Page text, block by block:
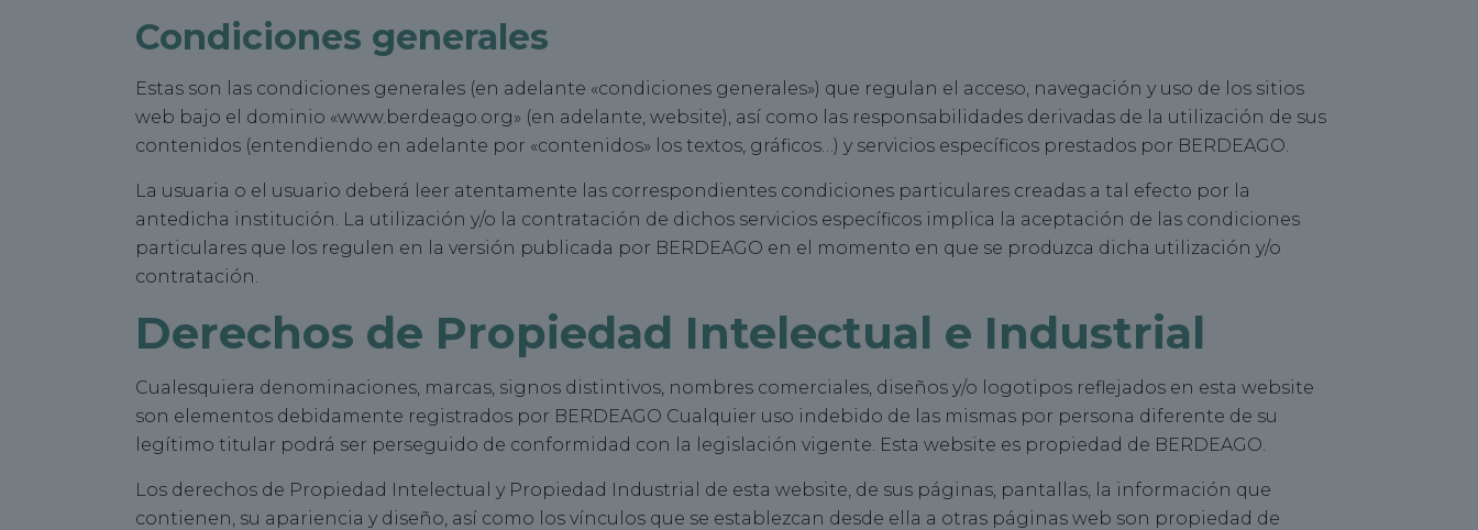
Condiciones generales
Estas son las condiciones generales (en adelante «condiciones generales») que regulan el acceso, navegación y uso de los sitios
web bajo el dominio «www.berdeago.org» (en adelante, website), así como las responsabilidades derivadas de la utilización de sus
contenidos (entendiendo en adelante por «contenidos» los textos, gráficos…) y servicios específicos prestados por BERDEAGO.
La usuaria o el usuario deberá leer atentamente las correspondientes condiciones particulares creadas a tal efecto por la
antedicha institución. La utilización y/o la contratación de dichos servicios específicos implica la aceptación de las condiciones
particulares que los regulen en la versión publicada por BERDEAGO en el momento en que se produzca dicha utilización y/o
contratación.
Derechos de Propiedad Intelectual e Industrial
Cualesquiera denominaciones, marcas, signos distintivos, nombres comerciales, diseños y/o logotipos reflejados en esta website
son elementos debidamente registrados por BERDEAGO Cualquier uso indebido de las mismas por persona diferente de su
legítimo titular podrá ser perseguido de conformidad con la legislación vigente. Esta website es propiedad de BERDEAGO.
Los derechos de Propiedad Intelectual y Propiedad Industrial de esta website, de sus páginas, pantallas, la información que
contienen, su apariencia y diseño, así como los vínculos que se establezcan desde ella a otras páginas web son propiedad de